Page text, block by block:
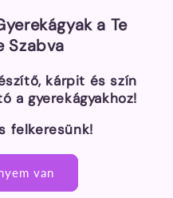
a Te
Szabva
kárpit és szín
a gyerekágyakhoz!
felkeresünk!
van